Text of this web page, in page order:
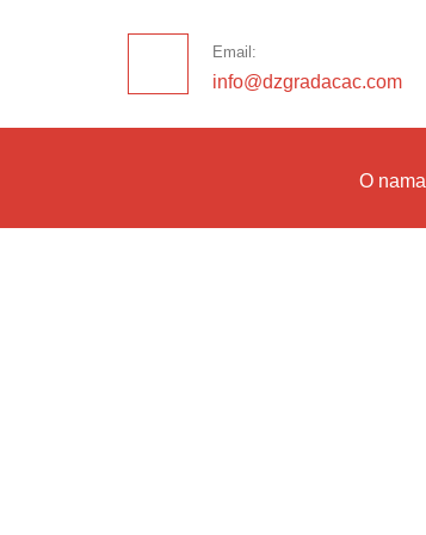
Email:
info@dzgradacac.com
O nama